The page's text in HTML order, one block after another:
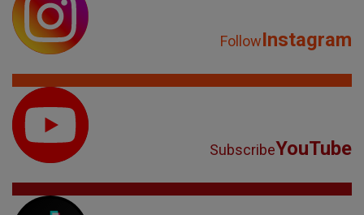
FollowInstagram
SubscribeYouTube